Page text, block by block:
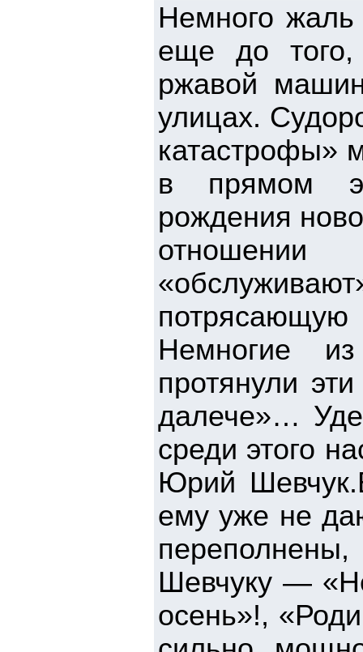
Немного
еще до
ржавой
улицах.
катастрофы»
в прямом
рождения
потрясающую
Немногие
протянули
далече»…
среди этого
Юрий
ему уже не
Шевчуку —
осень»!,